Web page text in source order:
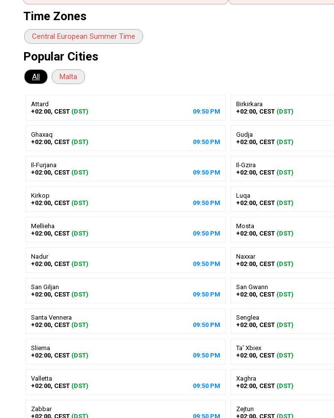
Time Zones
Central European Summer Time
Popular Cities
All Malta
Attard
+02:00, CEST (DST) 09:50PM
Birkirkara
+02:00, CEST (DST)
Ghaxaq
+02:00, CEST (DST) 09:50PM
Gudja
+02:00, CEST (DST)
Il-Furjana
+02:00, CEST (DST) 09:50PM
Il-Gzira
+02:00, CEST (DST)
Kirkop
+02:00, CEST (DST) 09:50PM
Luqa
+02:00, CEST (DST)
Mellieha
+02:00, CEST (DST) 09:50PM
Mosta
+02:00, CEST (DST)
Nadur
+02:00, CEST (DST) 09:50PM
Naxxar
+02:00, CEST (DST)
San Giljan
+02:00, CEST (DST) 09:50PM
San Gwann
+02:00, CEST (DST)
Santa Vennera
+02:00, CEST (DST) 09:50PM
Senglea
+02:00, CEST (DST)
Sliema
+02:00, CEST (DST) 09:50PM
Ta' Xbiex
+02:00, CEST (DST)
Valletta
+02:00, CEST (DST) 09:50PM
Xaghra
+02:00, CEST (DST)
Zabbar
+02:00, CEST (DST) 09:50PM
Zejtun
+02:00, CEST (DST)